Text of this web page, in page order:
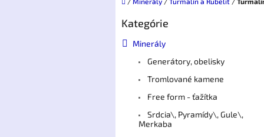
Preskočiť
Kategórie
Minerály
Generátory, obelisky
Tromlované kamene
Free form - ťažítka
Srdcia\, Pyramídy\, Gule\,
Merkaba